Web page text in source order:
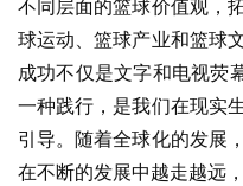
不同层面的篮球价值观，
球运动、篮球产业和篮球
成功不仅是文字和电视荧
一种践行，是我们在现实
引导。随着全球化的发展
在不断的发展中越走越远